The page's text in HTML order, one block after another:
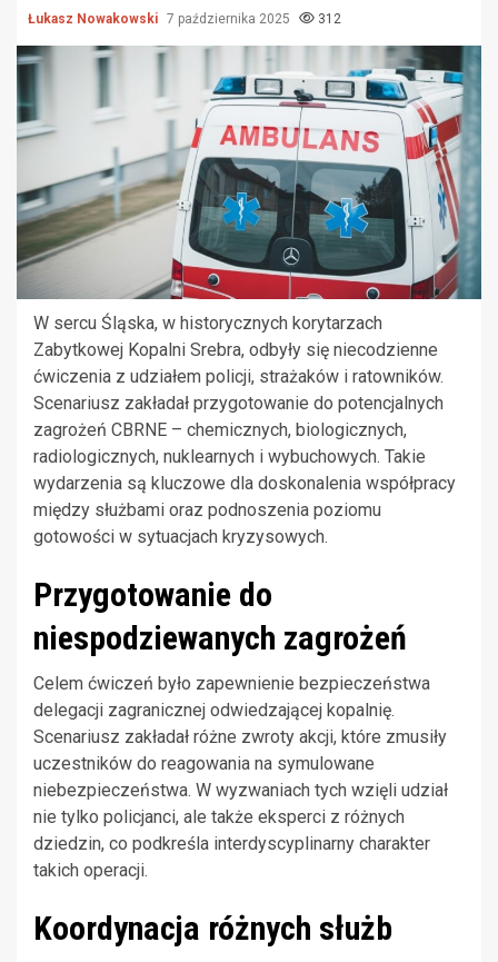
Łukasz Nowakowski 7 października 2025 312
W sercu Śląska, w historycznych korytarzach
Zabytkowej Kopalni Srebra, odbyły się niecodzienne
ćwiczenia z udziałem policji, strażaków i ratowników.
Scenariusz zakładał przygotowanie do potencjalnych
zagrożeń CBRNE – chemicznych, biologicznych,
radiologicznych, nuklearnych i wybuchowych. Takie
wydarzenia są kluczowe dla doskonalenia współpracy
między służbami oraz podnoszenia poziomu
gotowości w sytuacjach kryzysowych.
Przygotowanie do
niespodziewanych zagrożeń
Celem ćwiczeń było zapewnienie bezpieczeństwa
delegacji zagranicznej odwiedzającej kopalnię.
Scenariusz zakładał różne zwroty akcji, które zmusiły
uczestników do reagowania na symulowane
niebezpieczeństwa. W wyzwaniach tych wzięli udział
nie tylko policjanci, ale także eksperci z różnych
dziedzin, co podkreśla interdyscyplinarny charakter
takich operacji.
Koordynacja różnych służb